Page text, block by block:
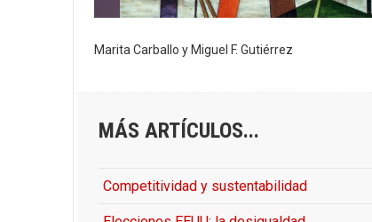
Marita Carballo y Miguel F. Gutiérrez
MÁS ARTÍCULOS...
Competitividad y sustentabilidad